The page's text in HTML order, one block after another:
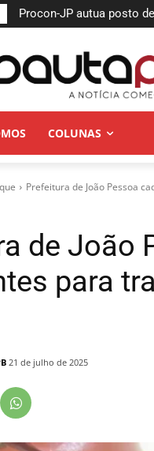
Procon-JP autua posto de
Semifinais da Taça das
COLUNAS
Prefeitura de João Pessoa
de João
para
21 de julho de 2025